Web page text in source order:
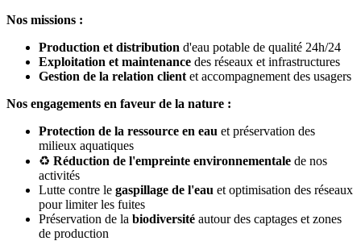
Nos missions :
Production et distribution d'eau potable de qualité 24h/24
Exploitation et maintenance des réseaux et infrastructures
Gestion de la relation client et accompagnement des usagers
Nos engagements en faveur de la nature :
Protection de la ressource en eau et préservation des
milieux aquatiques
♻️ Réduction de l'empreinte environnementale de nos
activités
Lutte contre le gaspillage de l'eau et optimisation des réseaux
pour limiter les fuites
Préservation de la biodiversité autour des captages et zones
de production